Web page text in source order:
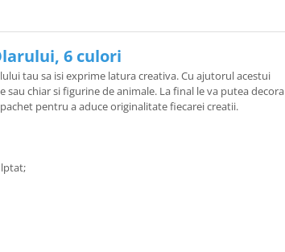
6 culori
tau sa isi exprime latura creativa. Cu ajutorul acestui
sau chiar si figurine de animale. La final le va putea decora
pentru a aduce originalitate fiecarei creatii.